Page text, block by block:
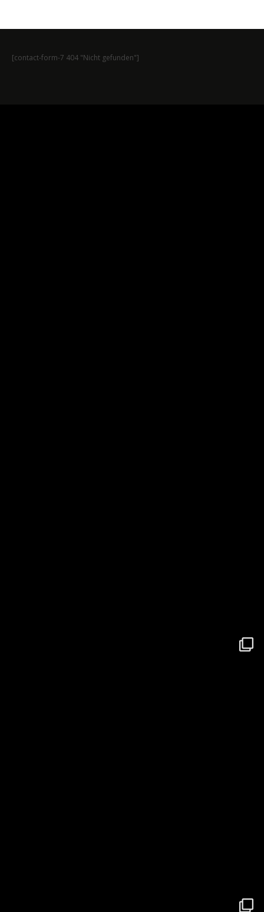
[contact-form-7 404 "Nicht gefunden"]